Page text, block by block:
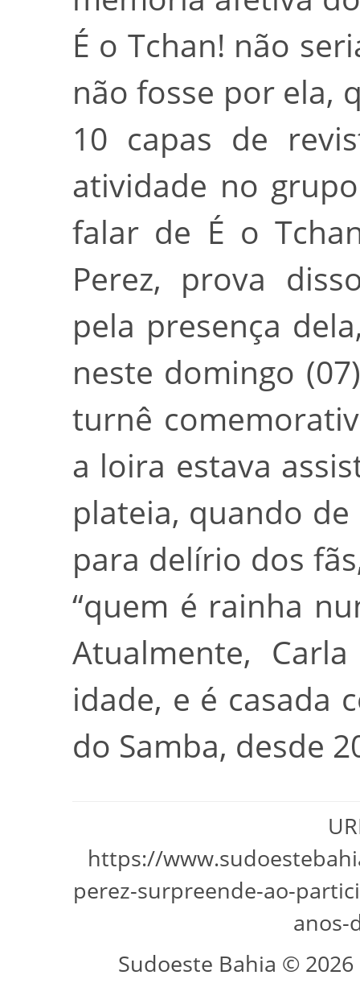
É o Tchan! não
não fosse por ela,
10 capas de
atividade no
falar de É o
Perez, prova
pela presença
neste domingo
turnê
a loira estava
plateia, quando
para delírio dos
“quem é rainha
Atualmente,
idade, e é casada
do Samba, desde
https://
perez-surpreende-ao-
anos-
Sudoeste Bahia ©